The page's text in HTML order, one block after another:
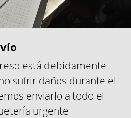
está debidamente
sufrir daños durante el
enviarlo a todo el
urgente